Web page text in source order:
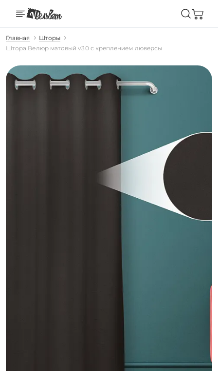
Главная
Шторы
Штора Велюр матовый v30 с креплением люверсы